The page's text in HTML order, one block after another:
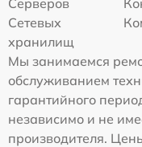
Сетевых
хранилищ
Мы занимаемся
обслуживанием
гарантийного
независимо и не
производителя.